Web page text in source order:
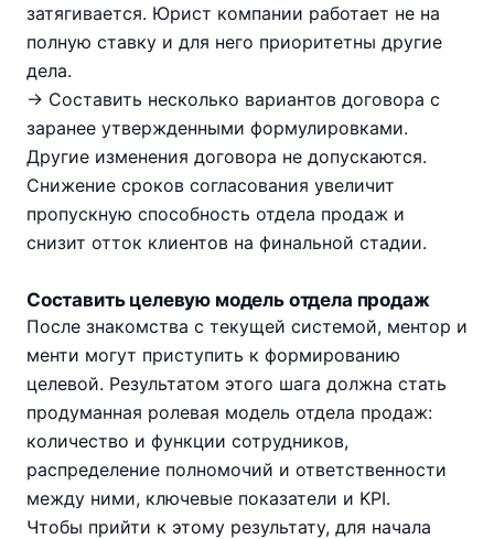
затягивается. Юрист компании работает не на
полную ставку и для него приоритетны другие
дела.
→ Составить несколько вариантов договора с
заранее утвержденными формулировками.
Другие изменения договора не допускаются.
Снижение сроков согласования увеличит
пропускную способность отдела продаж и
снизит отток клиентов на финальной стадии.
Составить целевую модель отдела продаж
После знакомства с текущей системой, ментор и
менти могут приступить к формированию
целевой. Результатом этого шага должна стать
продуманная ролевая модель отдела продаж:
количество и функции сотрудников,
распределение полномочий и ответственности
между ними, ключевые показатели и KPI.
Чтобы прийти к этому результату, для начала